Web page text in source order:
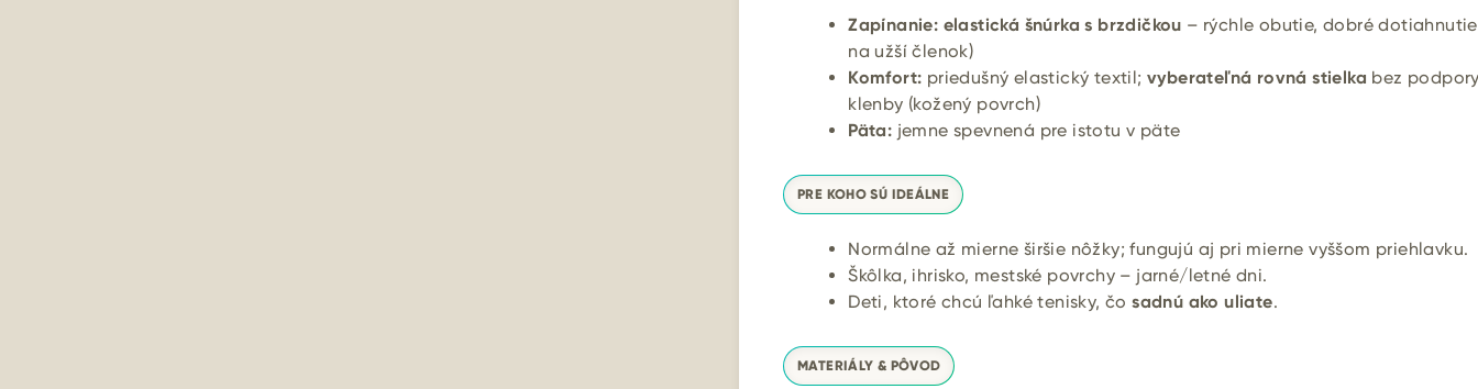
Zapínanie: elastická šnúrka s brzdičkou – rýchle obutie, dobré
na užší členok)
Komfort: priedušný elastický textil; vyberateľná rovná stielka bez
klenby (kožený povrch)
Päta: jemne spevnená pre istotu v päte
PRE KOHO SÚ IDEÁLNE
Normálne až mierne širšie nôžky; fungujú aj pri mierne vyššom priehlavku.
Škôlka, ihrisko, mestské povrchy – jarné/letné dni.
Deti, ktoré chcú ľahké tenisky, čosadnú ako uliate.
MATERIÁLY & PÔVOD